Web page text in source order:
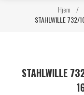
Hjem /
STAHLWILLE
STAHLWILLE